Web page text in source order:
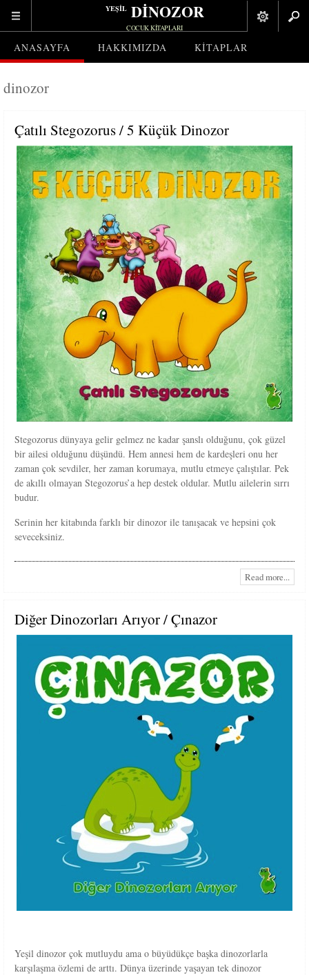
YEŞİLDİNOZOR
ÇOCUK KITAPLARI
ANASAYFA HAKKIMIZDA KITAPLAR
dinozor
Çatılı Stegozorus / 5 Küçük Dinozor
Stegozorus dünyaya gelir gelmez ne kadar şanslı olduğunu, çok güzel
bir ailesi olduğunu düşündü. Hem annesi hem de kardeşleri onu her
zaman çok sevdiler, her zaman korumaya, mutlu etmeye çalıştılar. Pek
de akıllı olmayan Stegozorus’a hep destek oldular. Mutlu ailelerin sırrı
budur.
Serinin her kitabında farklı bir dinozor ile tanışacak ve hepsini çok
seveceksiniz.
Read more...
Diğer Dinozorları Arıyor / Çınazor
Yeşil dinozor çok mutluydu ama o büyüdükçe başka dinozorlarla
karşılaşma özlemi de arttı. Dünya üzerinde yaşayan tek dinozor